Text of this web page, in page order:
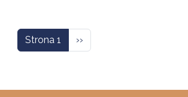
Strona 1 Następna strona
››